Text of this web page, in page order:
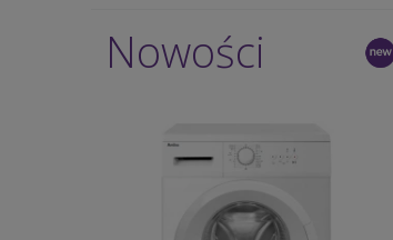
Nowości